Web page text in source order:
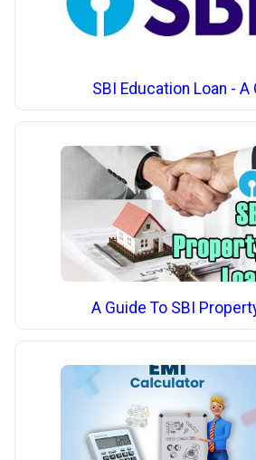
SBI Education Loan - A
A Guide To SBI